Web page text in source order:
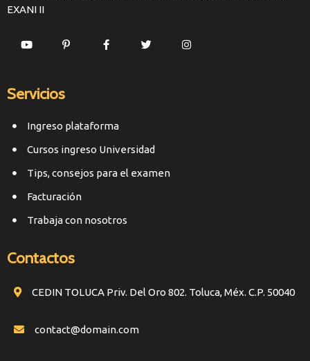
EXANI II
Servicios
Ingreso plataforma
Cursos ingreso Universidad
Tips, consejos para el examen
Facturación
Trabaja con nosotros
Contactos
CEDIN TOLUCA Priv. Del Oro 802. Toluca, Méx. C.P. 50040
contact@domain.com